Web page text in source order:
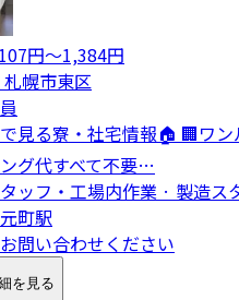
円〜1,384円
幌市東区
見る寮・社宅情報🏠 🏢ワ
グ代すべて不要…
ッフ・工場内作業 · 製造ス
町駅
問い合わせください
を見る